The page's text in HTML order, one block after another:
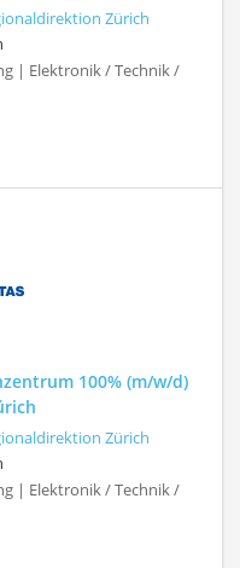
Zürich
| Elektronik / Technik /
100% (m/w/d)
Zürich
| Elektronik / Technik /